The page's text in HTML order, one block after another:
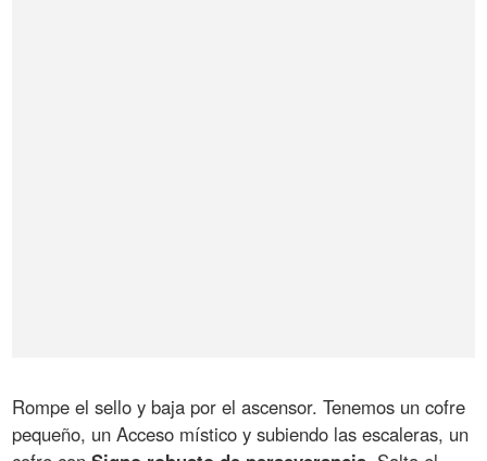
Rompe el sello y baja por el ascensor. Tenemos un cofre
pequeño, un Acceso místico y subiendo las escaleras, un